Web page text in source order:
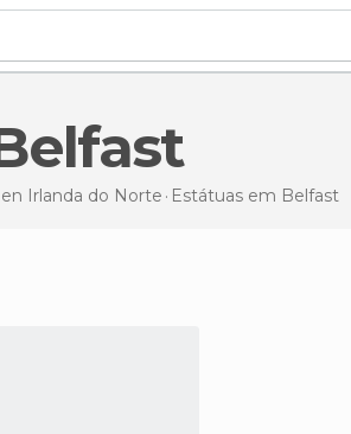
Irlanda do Norte Estátuas em Belfast